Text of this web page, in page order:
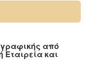
από
Εταιρεία και